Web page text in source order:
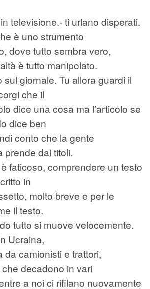
televisione.- ti urlano disperati.
è uno strumento
dove tutto sembra vero,
è tutto manipolato.
sul giornale. Tu allora guardi il
che il
dice una cosa ma l’articolo se
dice ben
conto che la gente
prende dai titoli.
faticoso, comprendere un testo
in
molto breve e per le
il testo.
tutto si muove velocemente.
Ucraina,
da camionisti e trattori,
decadono in vari
a noi ci rifilano nuovamente